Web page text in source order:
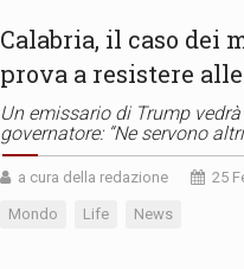
Calabria, il caso dei
prova a resistere
Un emissario di Trump
governatore: “Ne servono
a cura della redazione 25
Mondo Life News